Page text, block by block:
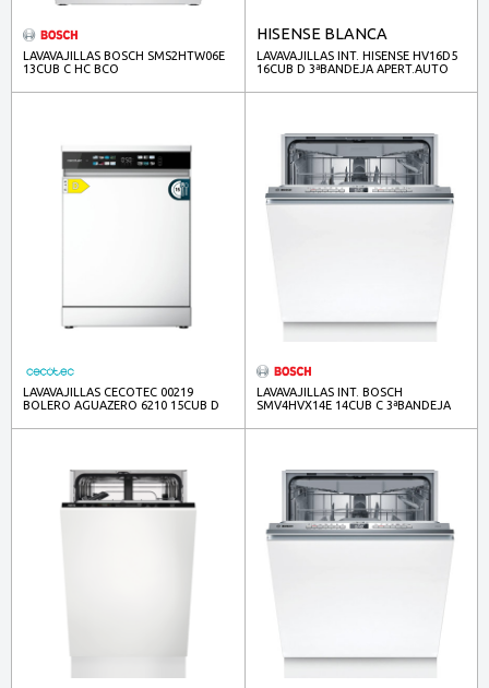
LAVAVAJILLAS BOSCH SMS2HTW06E
13CUB C HC BCO
HISENSE BLANCA
LAVAVAJILLAS INT. HISENSE HV16D5
16CUB D 3ªBANDEJA APERT.AUTO
LAVAVAJILLAS CECOTEC 00219
BOLERO AGUAZERO 6210 15CUB D
LAVAVAJILLAS INT. BOSCH
SMV4HVX14E 14CUB C 3ªBANDEJA